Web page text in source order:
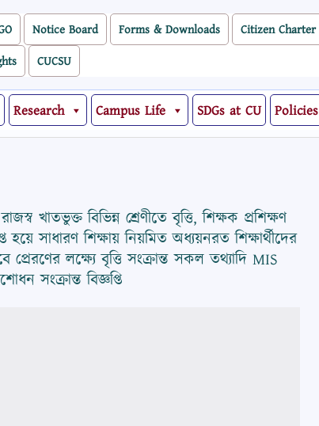
Notice Board Forms & Downloads Citizen Charter
CUCSU
Research Campus Life SDGs at CU Policies
খাতভুক্ত বিভিন্ন শ্রেণীতে বৃত্তি, শিক্ষক প্রশিক্ষণ
সাধারণ শিক্ষায় নিয়মিত অধ্যয়নরত শিক্ষার্থীদের
প্রেরণের লক্ষ্যে বৃত্তি সংক্রান্ত সকল তথ্যাদি MIS
সংক্রান্ত বিজ্ঞপ্তি